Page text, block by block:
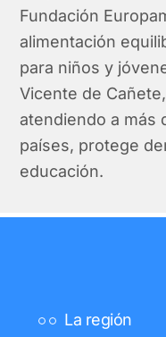
Fundación
alimentación
para niños y
Vicente de
atendiendo a más
países, protege
educación.
La región